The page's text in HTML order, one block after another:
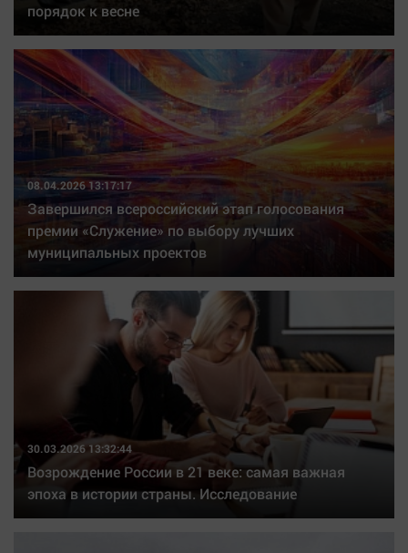
порядок к весне
08.04.2026 13:17:17
Завершился всероссийский этап голосования
премии «Служение» по выбору лучших
муниципальных проектов
30.03.2026 13:32:44
Возрождение России в 21 веке: самая важная
эпоха в истории страны. Исследование